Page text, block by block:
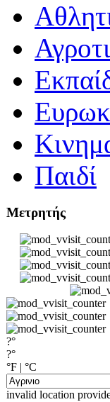
Παιδί
Μετρητής
?°
?°
°F | °C
invalid location